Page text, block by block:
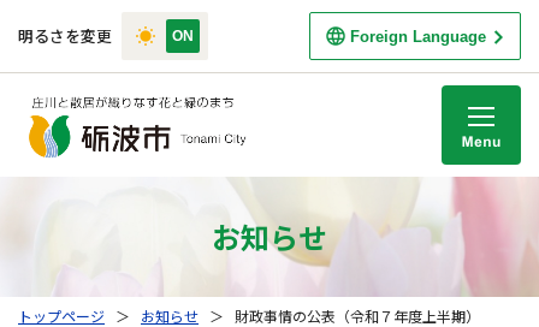
明るさを変更 Foreign Language
お知らせ
トップページ ＞ お知らせ ＞ 財政事情の公表（令和７年度上半期）